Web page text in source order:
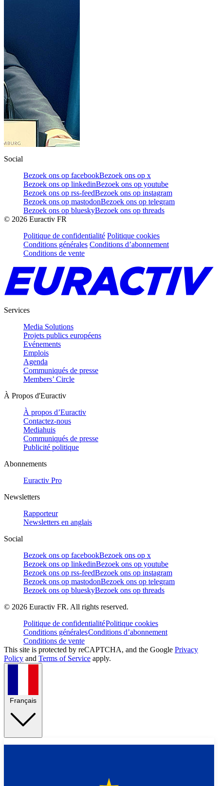
Social
Bezoek ons op facebookBezoek ons op x
Bezoek ons op linkedinBezoek ons op youtube
Bezoek ons op rss-feedBezoek ons op instagram
Bezoek ons op mastodonBezoek ons op telegram
Bezoek ons op blueskyBezoek ons op threads
© 2026 Euractiv FR
Politique de confidentialité Politique cookies
Conditions générales Conditions d’abonnement
Conditions de vente
Services
Media Solutions
Projets publics européens
Evénements
Emplois
Agenda
Communiqués de presse
Members’ Circle
À Propos d'Euractiv
À propos d’Euractiv
Contactez-nous
Mediahuis
Communiqués de presse
Publicité politique
Abonnements
Euractiv Pro
Newsletters
Rapporteur
Newsletters en anglais
Social
Bezoek ons op facebookBezoek ons op x
Bezoek ons op linkedinBezoek ons op youtube
Bezoek ons op rss-feedBezoek ons op instagram
Bezoek ons op mastodonBezoek ons op telegram
Bezoek ons op blueskyBezoek ons op threads
© 2026 Euractiv FR. All rights reserved.
Politique de confidentialitéPolitique cookies
Conditions généralesConditions d’abonnement
Conditions de vente
This site is protected by reCAPTCHA, and the Google Privacy
Policy and Terms of Service apply.
Français